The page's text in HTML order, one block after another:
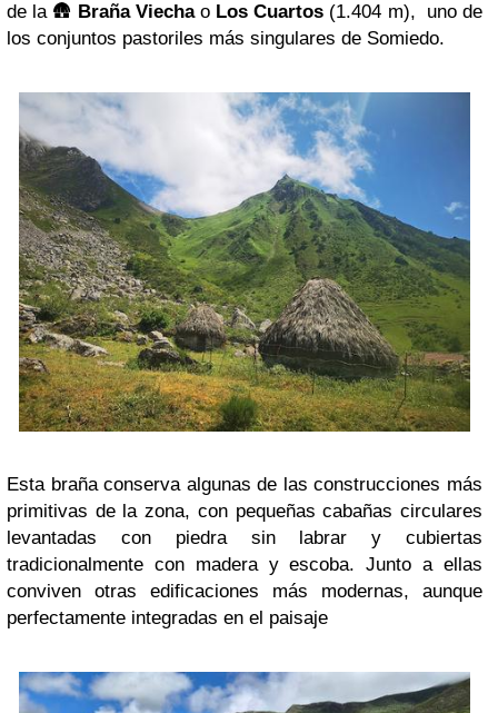
de la 🛖 Braña Viechao Los Cuartos (1.404 m), uno de
los conjuntos pastoriles más singulares de Somiedo.
Esta braña conserva algunas de las construcciones más
primitivas de la zona, con pequeñas cabañas circulares
levantadas con piedra sin labrar y cubiertas
tradicionalmente con madera y escoba. Junto a ellas
conviven otras edificaciones más modernas, aunque
perfectamente integradas en el paisaje